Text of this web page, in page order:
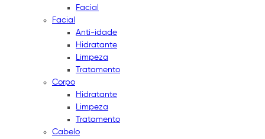
Facial
Facial
Anti-idade
Hidratante
Limpeza
Tratamento
Corpo
Hidratante
Limpeza
Tratamento
Cabelo